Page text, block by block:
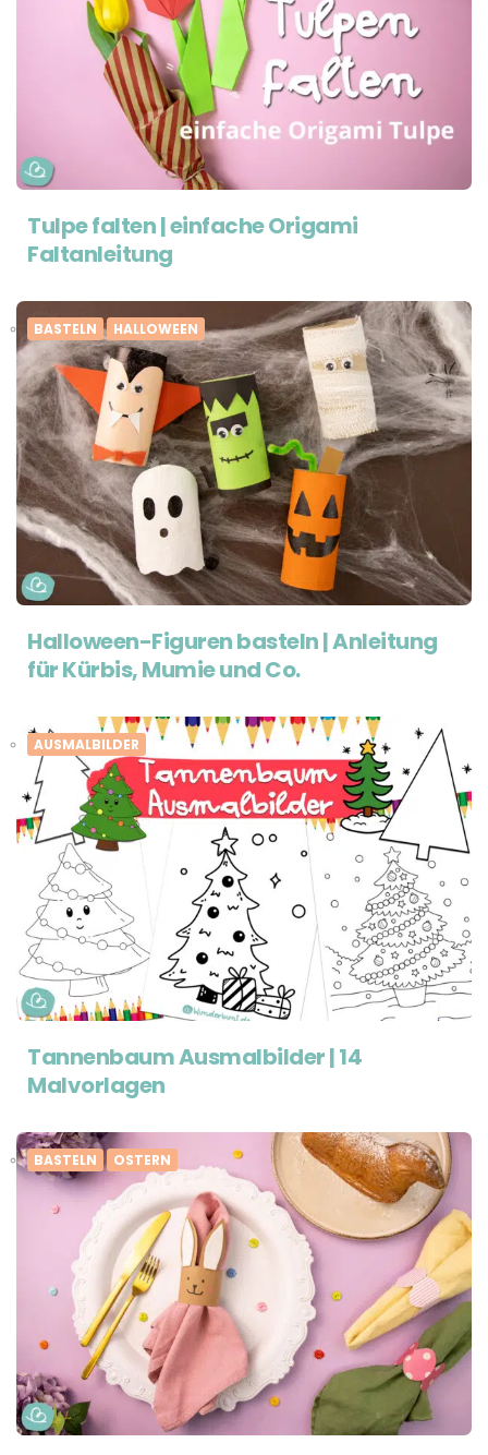
Tulpe falten | einfache Origami
Faltanleitung
BASTELN HALLOWEEN
Halloween-Figuren basteln | Anleitung
für Kürbis, Mumie und Co.
AUSMALBILDER
Tannenbaum Ausmalbilder | 14
Malvorlagen
BASTELN OSTERN